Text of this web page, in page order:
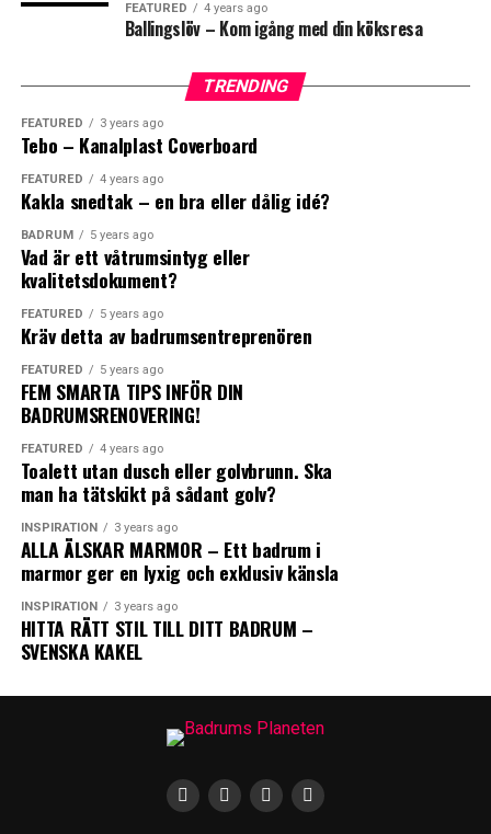
LOL LOVE OMG
0
WTF
0
Leave your vote
0
Points
What's Your Reaction?
0
ANGRY
0
LOL LOVE OMG
FEATURED 4 years ago
Ballingslöv – Kom igång med din köksresa
TRENDING
FEATURED 3 years ago
Tebo – Kanalplast Coverboard
FEATURED 4 years ago
Kakla snedtak – en bra eller dålig idé?
BADRUM 5 years ago
Vad är ett våtrumsintyg eller
kvalitetsdokument?
FEATURED 5 years ago
Kräv detta av badrumsentreprenören
FEATURED 5 years ago
FEM SMARTA TIPS INFÖR DIN
BADRUMSRENOVERING!
FEATURED 4 years ago
Toalett utan dusch eller golvbrunn. Ska
man ha tätskikt på sådant golv?
INSPIRATION 3 years ago
ALLA ÄLSKAR MARMOR – Ett badrum i
marmor ger en lyxig och exklusiv känsla
INSPIRATION 3 years ago
HITTA RÄTT STIL TILL DITT BADRUM –
SVENSKA KAKEL